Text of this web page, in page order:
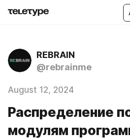
REBRAIN
@rebrainme
August 12, 2024
Распределение
модулям